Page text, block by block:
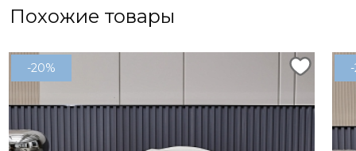
Похожие товары
-20%